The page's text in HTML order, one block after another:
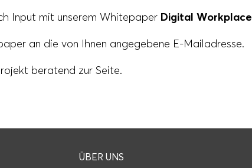
Input mit unserem Whitepaper Digital Workplace
an die von Ihnen angegebene E-Mailadresse.
beratend zur Seite.
ÜBER UNS